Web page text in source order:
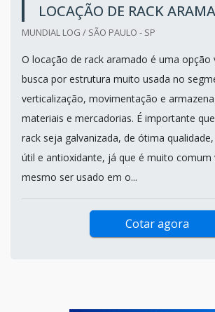
LOCAÇÃO DE RACK
MUNDIAL LOG / SÃO PAULO - SP
O locação de rack aramado é uma opção
busca por estrutura muito usada no
verticalização, movimentação e
materiais e mercadorias. É importante
rack seja galvanizada, de ótima
útil e antioxidante, já que é muito comum
mesmo ser usado em o...
Cotar agora